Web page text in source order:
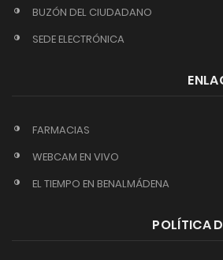
BUZÓN DEL CIUDADANO
SEDE ELECTRÓNICA
FARMACIAS
WEBCAM EN VIVO
EL TIEMPO EN BENALMÁDENA
POLÍTICA